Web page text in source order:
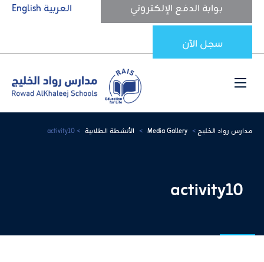
بوابة الدفع الإلكتروني
سجل الآن
العربية English
مدارس رواد الخليج>
Media Gallery
> الأنشطة الطلابية >
activity10
activity10